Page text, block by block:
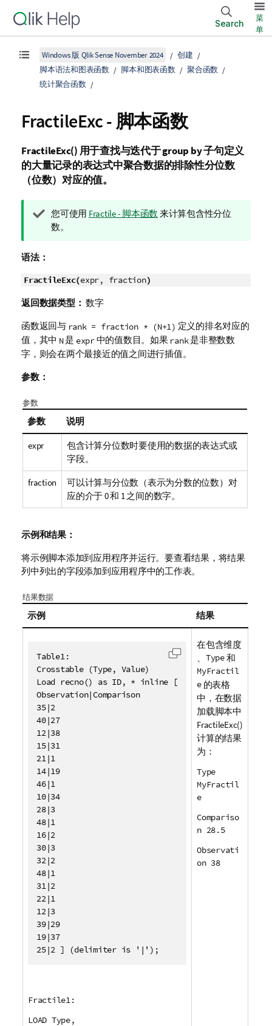
Search
菜
单
Windows 版 Qlik Sense November 2024
创建
脚本语法和图表函数
脚本和图表函数
聚合函数
统计聚合函数
FractileExc - 脚本函数
FractileExc() 用于查找与迭代于group by子句定义
的大量记录的表达式中聚合数据的排除性分位数
（位数）对应的值。
提
示
您可使用 Fractile - 脚本函数 来计算包含性分位
数。
语法：
FractileExc(expr, fraction)
返回数据类型： 数字
函数返回与 rank = fraction * (N+1) 定义的排名对应的
值，其中 N是 expr中的值数目。如果 rank是非整数数
字，则会在两个最接近的值之间进行插值。
参数：
参数
参数 说明
expr
包含计算分位数时要使用的数据的表达式或
字段。
fraction
可以计算与分位数（表示为分数的位数）对
应的介于 0 和 1 之间的数字。
示例和结果：
将示例脚本添加到应用程序并运行。要查看结果，将结果
列中列出的字段添加到应用程序中的工作表。
结果数据
示例 结果
Table1:
Crosstable (Type, Value)
Load recno() as ID, * inline [
Observation|Comparison
35|2
40|27
12|38
15|31
21|1
14|19
46|1
10|34
28|3
48|1
16|2
30|3
32|2
48|1
31|2
22|1
12|3
39|29
19|37
25|2 ] (delimiter is '|');
复制代码到剪贴板
Fractile1:
LOAD Type,
在包含维度
、 Type和
MyFractil
e的表格
中，在数据
加载脚本中
FractileExc()
计算的结果
为：
Type
MyFractil
e
Compariso
n 28.5
Observati
on 38